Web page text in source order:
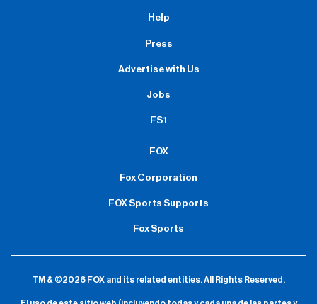
Help
Press
Advertise with Us
Jobs
FS1
FOX
Fox Corporation
FOX Sports Supports
Fox Sports
TM & ©2026 FOX and its related entities.All Rights Reserved.